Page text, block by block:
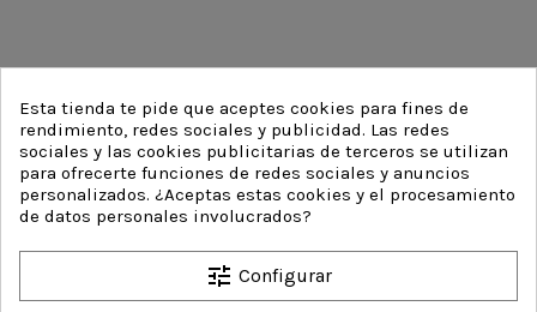
LEVA - GTO MAGNÉTICA
CALIDAD ESTÁNDAR
LEVA - GTO MAGNÉTICA
Esta tienda te pide que aceptes cookies para fines de
rendimiento, redes sociales y publicidad. Las redes
sociales y las cookies publicitarias de terceros se utilizan
para ofrecerte funciones de redes sociales y anuncios
personalizados. ¿Aceptas estas cookies y el procesamiento
de datos personales involucrados?
tune Configurar